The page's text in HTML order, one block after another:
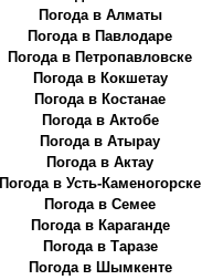
Погода в Алматы
Погода в Павлодаре
Погода в Петропавловске
Погода в Кокшетау
Погода в Костанае
Погода в Актобе
Погода в Атырау
Погода в Актау
Погода в Усть-Каменогорске
Погода в Семее
Погода в Караганде
Погода в Таразе
Погода в Шымкенте